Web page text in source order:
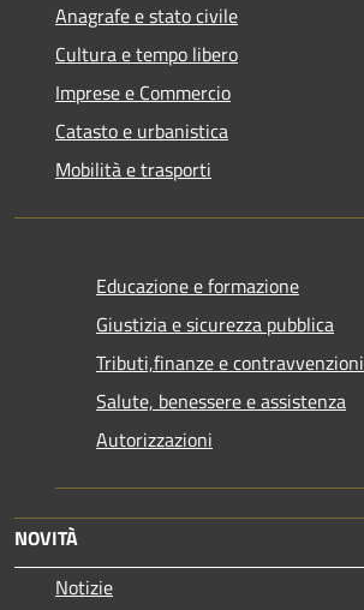
Anagrafe e stato civile
Cultura e tempo libero
Imprese e Commercio
Catasto e urbanistica
Mobilità e trasporti
Educazione e formazione
Giustizia e sicurezza pubblica
Tributi,finanze e contravvenzioni
Salute, benessere e assistenza
Autorizzazioni
NOVITÀ
Notizie